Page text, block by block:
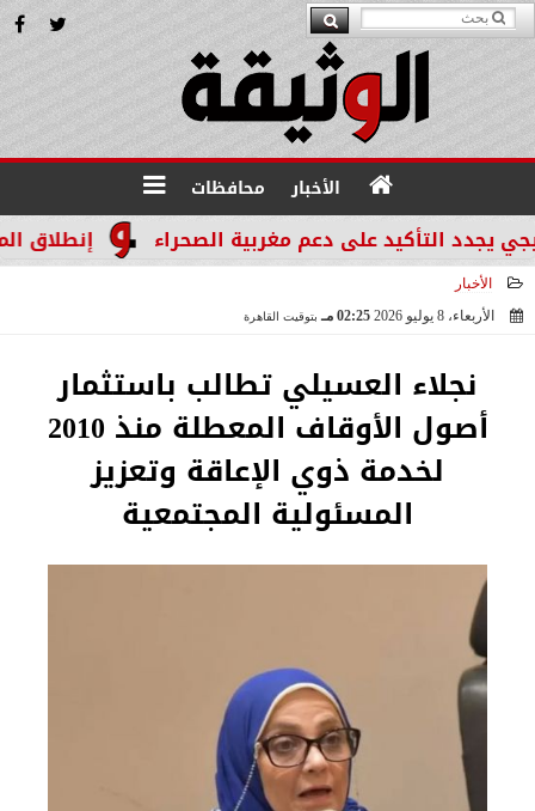
الأخبار محافظات
إنطلاق المرحله الثالثة التأكيد على دعم مغربية الصحراء
الأخبار
الأربعاء، 8 يوليو 2026
02:25 مـ بتوقيت القاهرة
نجلاء العسيلي تطالب باستثمار
أصول الأوقاف المعطلة منذ 2010
لخدمة ذوي الإعاقة وتعزيز
المسئولية المجتمعية